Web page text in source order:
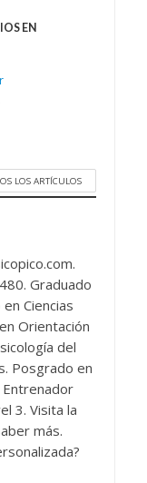
EN
LOS ARTÍCULOS
Graduado
Ciencias
Orientación
del
Posgrado en
3. Visita la
más.